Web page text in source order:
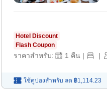
Hotel Discount
Flash Coupon
ราคาสำหรับ: 1 คืน | |
ใช้คูปองสำหรับ ลด ฿1,114.23